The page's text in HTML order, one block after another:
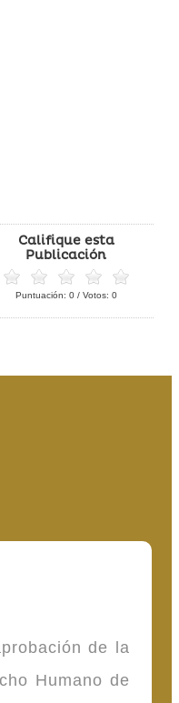
Califique esta
Publicación
Puntuación: 0/ Votos: 0
de la
Humano de